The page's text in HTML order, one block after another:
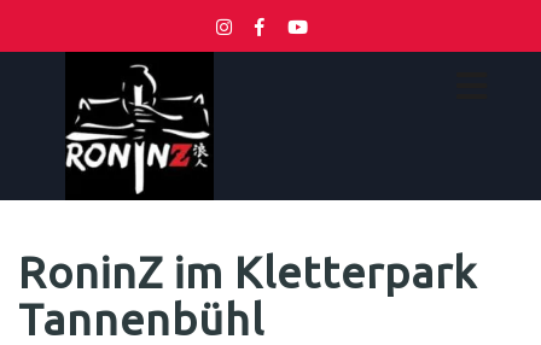
RoninZ im Kletterpark
Tannenbühl